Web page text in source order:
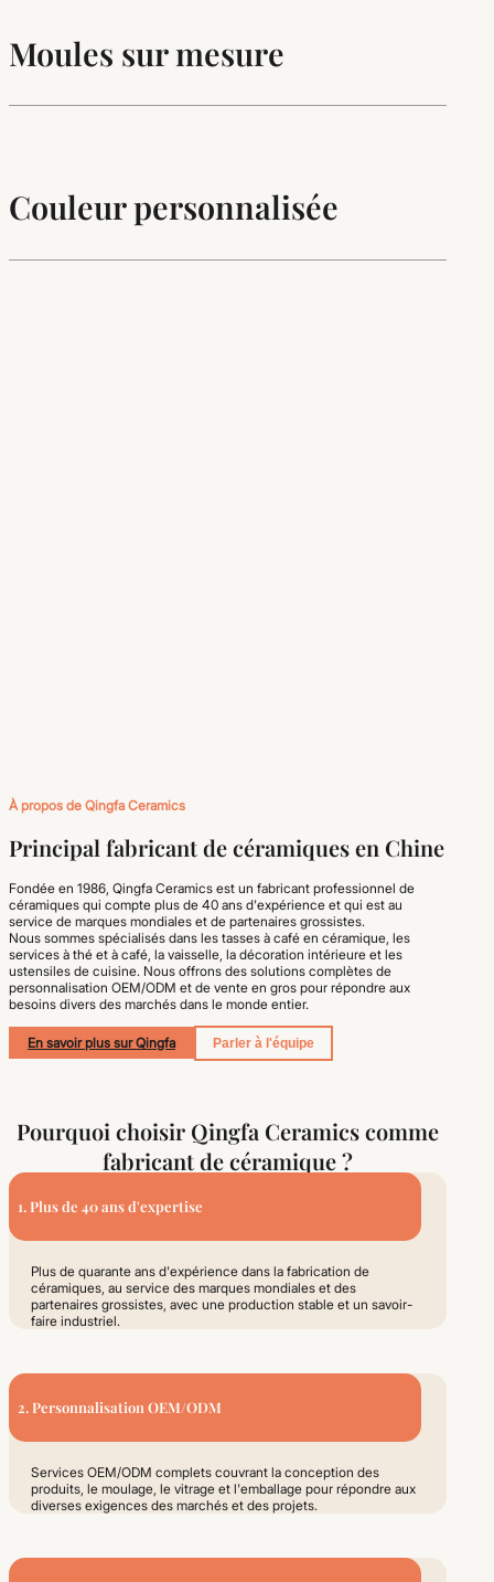
Moules sur mesure
Couleur personnalisée
À propos de Qingfa Ceramics
Principal fabricant de céramiques en Chine
Fondée en 1986, Qingfa Ceramics est un fabricant professionnel de
céramiques qui compte plus de 40 ans d'expérience et qui est au
service de marques mondiales et de partenaires grossistes.
Nous sommes spécialisés dans les tasses à café en céramique, les
services à thé et à café, la vaisselle, la décoration intérieure et les
ustensiles de cuisine. Nous offrons des solutions complètes de
personnalisation OEM/ODM et de vente en gros pour répondre aux
besoins divers des marchés dans le monde entier.
En savoir plus sur Qingfa Parler à l'équipe
Pourquoi choisir Qingfa Ceramics comme
fabricant de céramique ?
1. Plus de 40 ans d'expertise
Plus de quarante ans d'expérience dans la fabrication de
céramiques, au service des marques mondiales et des
partenaires grossistes, avec une production stable et un savoir-
faire industriel.
2. Personnalisation OEM/ODM
Services OEM/ODM complets couvrant la conception des
produits, le moulage, le vitrage et l'emballage pour répondre aux
diverses exigences des marchés et des projets.